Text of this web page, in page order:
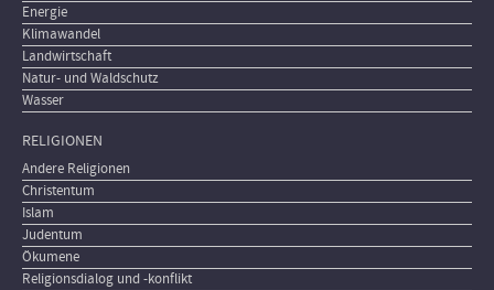
Energie
Klimawandel
Landwirtschaft
Natur- und Waldschutz
Wasser
RELIGIONEN
Andere Religionen
Christentum
Islam
Judentum
Ökumene
Religionsdialog und -konflikt